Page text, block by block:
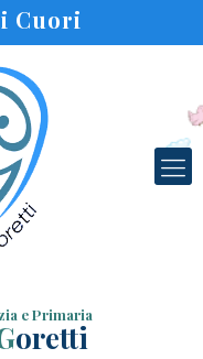
Cuori
e Primaria
oretti